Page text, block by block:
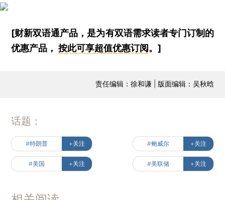
[财新双语通产品，是为有双语需求读者专门订制的
优惠产品，按此可享超值优惠订阅 。]
责任编辑：徐和谦 | 版面编辑：吴秋晗
话题：
#特朗普 +关注 #鲍威尔 +关注
#美国 +关注 #美联储 +关注